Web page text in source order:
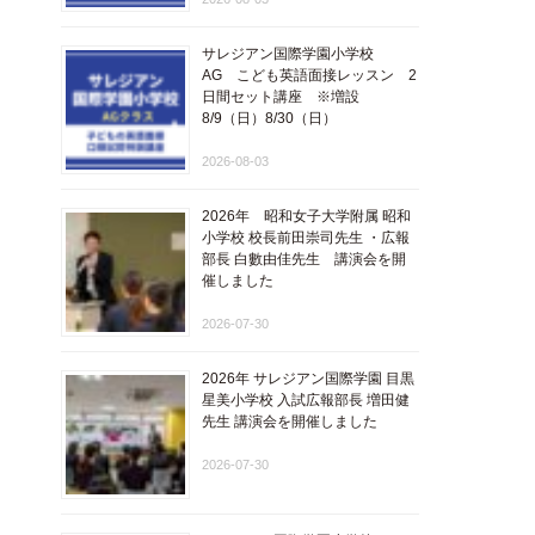
サレジアン国際学園小学校
AG こども英語面接レッスン 2
日間セット講座 ※増設
8/9（日）8/30（日）
2026-08-03
2026年 昭和女子大学附属 昭和
小学校 校長前田崇司先生 ・広報
部長 白數由佳先生 講演会を開
催しました
2026-07-30
2026年 サレジアン国際学園 目黒
星美小学校 入試広報部長 増田健
先生 講演会を開催しました
2026-07-30